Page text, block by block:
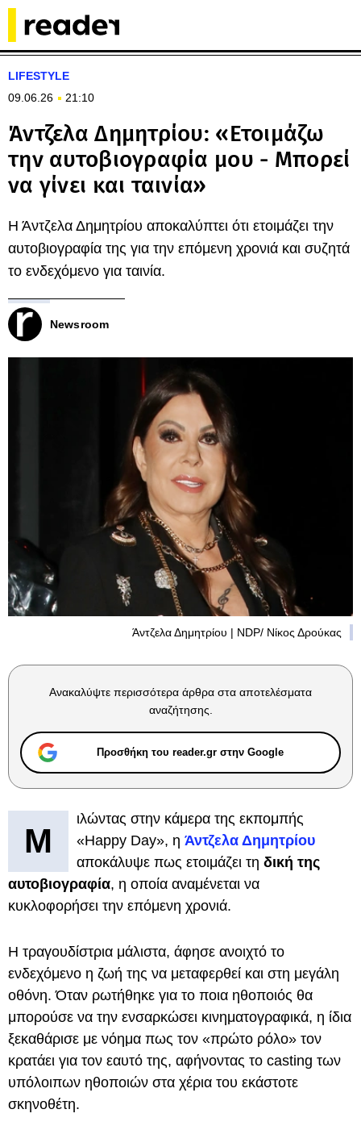
LIFESTYLE
09.06.26
21:10
Άντζελα Δημητρίου: «Ετοιμάζω
την αυτοβιογραφία μου - Μπορεί
να γίνει και ταινία»
Η Άντζελα Δημητρίου αποκαλύπτει ότι ετοιμάζει την
αυτοβιογραφία της για την επόμενη χρονιά και συζητά
το ενδεχόμενο για ταινία.
Newsroom
Άντζελα Δημητρίου | NDP/ Νίκος Δρούκας
Ανακαλύψτε περισσότερα άρθρα στα αποτελέσματα
αναζήτησης.
Προσθήκη του reader.gr στην Google
Μ
ιλώντας στην κάμερα της εκπομπής
«Happy Day», η Άντζελα Δημητρίου
αποκάλυψε πως ετοιμάζει τη δική της
αυτοβιογραφία, η οποία αναμένεται να
κυκλοφορήσει την επόμενη χρονιά.
Η τραγουδίστρια μάλιστα, άφησε ανοιχτό το
ενδεχόμενο η ζωή της να μεταφερθεί και στη μεγάλη
οθόνη. Όταν ρωτήθηκε για το ποια ηθοποιός θα
μπορούσε να την ενσαρκώσει κινηματογραφικά, η ίδια
ξεκαθάρισε με νόημα πως τον «πρώτο ρόλο» τον
κρατάει για τον εαυτό της, αφήνοντας το casting των
υπόλοιπων ηθοποιών στα χέρια του εκάστοτε
σκηνοθέτη.